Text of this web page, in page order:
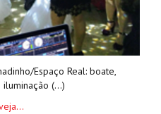
Espaço Real: boate,
(...)